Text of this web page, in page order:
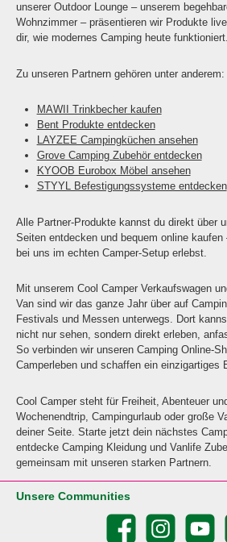
unserer Outdoor Lounge – unserem
Wohnzimmer – präsentieren wir Produkte
dir, wie modernes Camping heute funktioniert.
Zu unseren Partnern gehören unter anderem:
MAWII Trinkbecher kaufen
Bent Produkte entdecken
LAYZEE Campingküchen ansehen
Grove Camping Zubehör entdecken
KYOOB Eurobox Möbel ansehen
STYYL Befestigungssysteme entdecken
Alle Partner-Produkte kannst du direkt über
Seiten entdecken und bequem online
bei uns im echten Camper-Setup erlebst.
Mit unserem Cool Camper Verkaufswagen
Van sind wir das ganze Jahr über auf
Festivals und Messen unterwegs. Dort
nicht nur sehen, sondern direkt erleben,
So verbinden wir unseren Camping Online-
Camperleben und schaffen ein einzigartiges
Cool Camper steht für Freiheit, Abenteuer
Wochenendtrip, Campingurlaub oder große
deiner Seite. Starte jetzt dein nächstes
entdecke Camping Kleidung und Vanlife
gemeinsam mit unseren starken Partnern.
Unsere Communities
Facebook Instagram YouTube